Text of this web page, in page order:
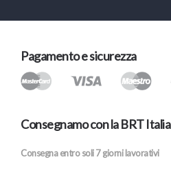
Pagamento e sicurezza
Consegnamo con la BRT Italia
Consegna entro soli 7 giorni lavorativi